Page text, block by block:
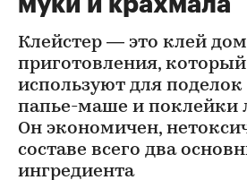
Клейстер — это клей
приготовления,
используют для поделок
папье-маше и поклейки
Он экономичен,
составе всего два
ингредиента